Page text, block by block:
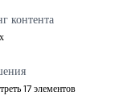
контента
17 элементов